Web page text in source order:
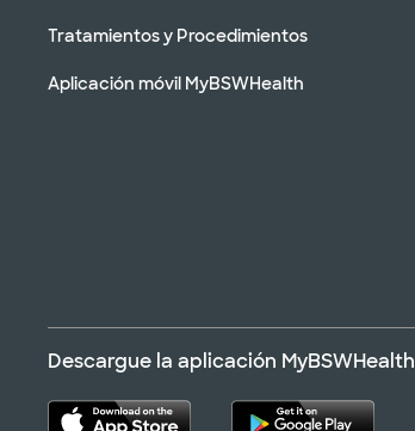
Tratamientos y Procedimientos
Aplicación móvil MyBSWHealth
Descargue la aplicación MyBSWHealth